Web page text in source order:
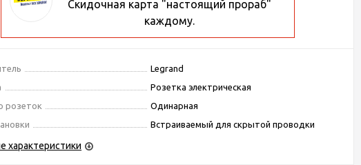
Скидочная карта "настоящий прораб"
каждому.
Legrand
Розетка электрическая
розеток
Одинарная
Встраиваемый для скрытой проводки
характеристики